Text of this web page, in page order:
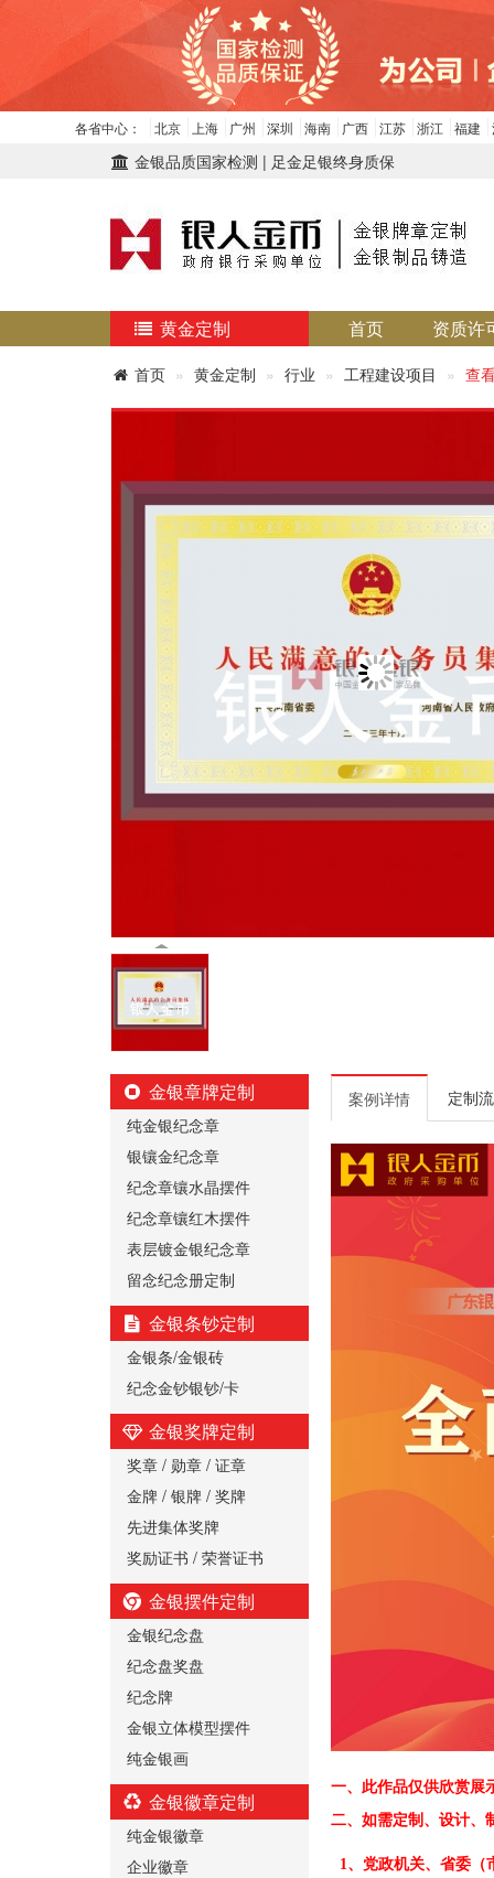
各省中心： 北京 上海 广州 深圳 海南 广西 江苏 浙江 福建
金银品质国家检测 | 足金足银终身质保
黄金定制 首页 资质许
首页 黄金定制 行业 工程建设项目 查
金银章牌定制
纯金银纪念章
银镶金纪念章
纪念章镶水晶摆件
纪念章镶红木摆件
表层镀金银纪念章
留念纪念册定制
金银条钞定制
金银条/金银砖
纪念金钞银钞/卡
金银奖牌定制
奖章 / 勋章 / 证章
金牌 / 银牌 / 奖牌
先进集体奖牌
奖励证书 / 荣誉证书
金银摆件定制
金银纪念盘
纪念盘奖盘
纪念牌
金银立体模型摆件
纯金银画
金银徽章定制
纯金银徽章
企业徽章
案例详情 定制
一、 此作品仅供欣赏展
二、 如需定制、设计、
1、党政机关、省委（